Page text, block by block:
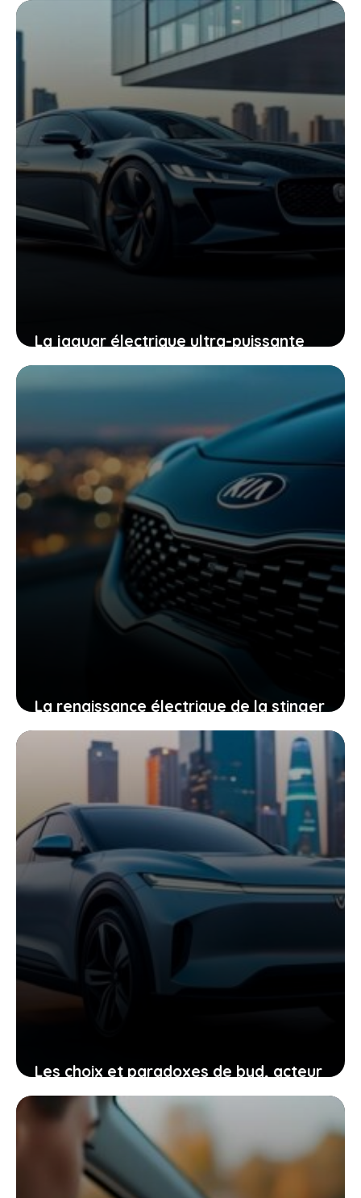
La jaguar électrique ultra-puissante
officialise son nom et vous invite à
découvrir son potentiel
La renaissance électrique de la stinger
par kia, ce que cela signifie pour la
mobilité de demain
Les choix et paradoxes de byd, acteur
électrique incontournable qui vous
interpelle
19 mai 2026